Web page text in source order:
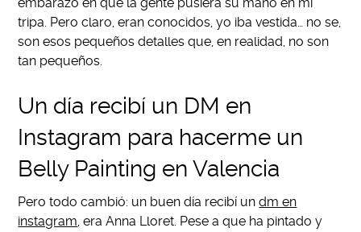
tripa. Pero claro, eran conocidos, yo iba vestida… no se,
son esos pequeños detalles que, en realidad, no son
tan pequeños.
Un día recibí un DM en
Instagram para hacerme un
Belly Painting en Valencia
Pero todo cambió: un buen día recibí undm en
instagram, era Anna Lloret. Pese a que ha pintado y